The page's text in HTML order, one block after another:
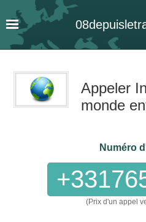
08depuis
Appeler
monde
Numéro
(Prix d'un appel